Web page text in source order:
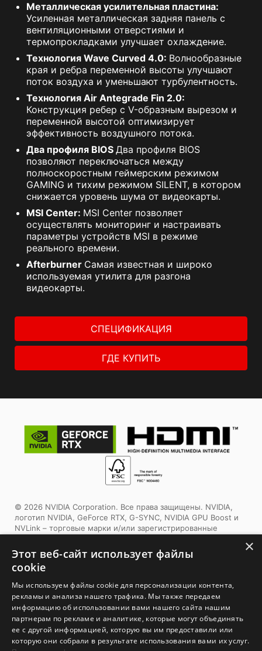
Металлическая усилительная пластина:
Усиленная металлическая задняя панель с
вентиляционными отверстиями и
термопрокладками улучшает охлаждение.
Технология Wave Curved 4.0: Волнообразные
края и ребра переменной высоты улучшают
поток воздуха и уменьшают турбулентность.
Технология Air Antegrade Fin 2.0:
Конструкция ребер с V-образным вырезом и
переменной высотой оптимизирует
эффективность воздушного потока.
Два профиля BIOS Два профиля BIOS
позволяют переключаться между
полноскоростным геймерским режимом
GAMING и тихим режимом SILENT, в котором
снижается уровень шума от видеокарты.
MSI Center: MSI Center позволяет
осуществлять мониторинг и настраивать
параметры устройств MSI в режиме
реального времени.
Afterburner Самая известная и широко
используемая утилита для разгона
видеокарты.
СПЕЦИФИКАЦИЯ
ГДЕ КУПИТЬ
© 2026 NVIDIA Corporation. Все права защищены. NVIDIA,
логотип NVIDIA, GeForce RTX, G-SYNC, NVIDIA GPU Boost и
NVLink – торговые марки и/или зарегистрированные
странах. Другие торговые марки и авторские права
являются собственностью соответствующих владельцев.
Этот продукт использует упаковочные материалы,
сертифицированные Forest Stewardship Council™. Выбирая
этот продукт, вы помогаете заботиться о лесах планеты.
Узнайте больше:
1. Спецификации могут отличаться от приведенной на сайте
в зависимости от региона распространения изделия.
×
Этот веб-сайт использует файлы
cookie
Мы используем файлы cookie для персонализации контента,
рекламы и анализа нашего трафика. Мы также передаем
информацию об использовании вами нашего сайта нашим
партнерам по рекламе и аналитике, которые могут объединять
ее с другой информацией, которую вы им предоставили или
которую они собрали в результате использования вами их услуг.